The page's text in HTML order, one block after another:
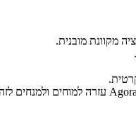
מקוונת מובנית.